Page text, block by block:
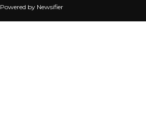
Powered by Newsifier